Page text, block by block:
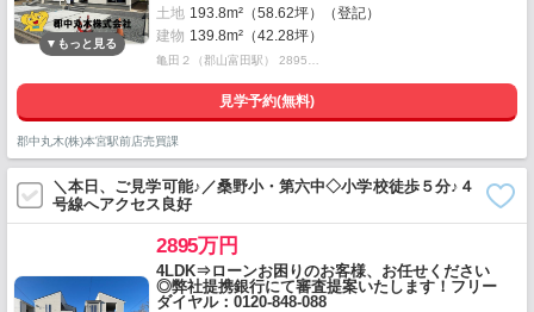
土地 193.8m²（58.62坪）（登記）
建物 139.8m²（42.28坪）
亀田２（郡山富田駅） 2895…
見学予約(無料)
郡中丸木(株)本宮駅前店売買課
＼本日、ご見学可能♪／桑野小・第六中◇小学校徒歩５分♪４
号線へアクセス良好
2895万円
4LDK⇒ローンお困りのお客様、お任せください
◎弊社提携銀行にて審査提案いたします！フリー
ダイヤル：0120-848-088